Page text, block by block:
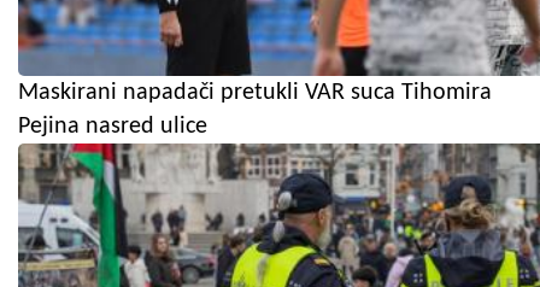
Maskirani napadači pretukli VAR suca Tihomira
Pejina nasred ulice